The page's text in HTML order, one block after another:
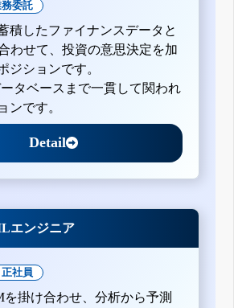
委託
積したファイナンスデータと
わせて、投資の意思決定を加
ジションです。
タベースまで一貫して関われ
ンです。
Detail
エンジニア
正社員
掛け合わせ、分析から予測